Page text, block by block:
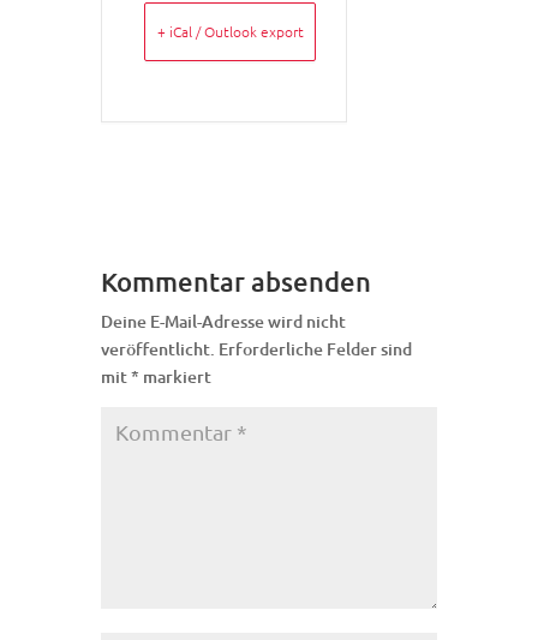
+ iCal / Outlook export
Kommentar absenden
Deine E-Mail-Adresse wird nicht
veröffentlicht. Erforderliche Felder sind
mit* markiert